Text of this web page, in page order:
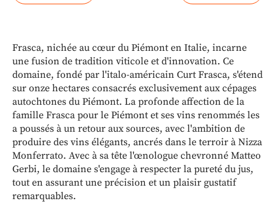
Frasca, nichée au cœur du Piémont en Italie, incarne
une fusion de tradition viticole et d'innovation. Ce
domaine, fondé par l'italo-américain Curt Frasca, s'étend
sur onze hectares consacrés exclusivement aux cépages
autochtones du Piémont. La profonde affection de la
famille Frasca pour le Piémont et ses vins renommés les
a poussés à un retour aux sources, avec l'ambition de
produire des vins élégants, ancrés dans le terroir à Nizza
Monferrato. Avec à sa tête l'œnologue chevronné Matteo
Gerbi, le domaine s'engage à respecter la pureté du jus,
tout en assurant une précision et un plaisir gustatif
remarquables.